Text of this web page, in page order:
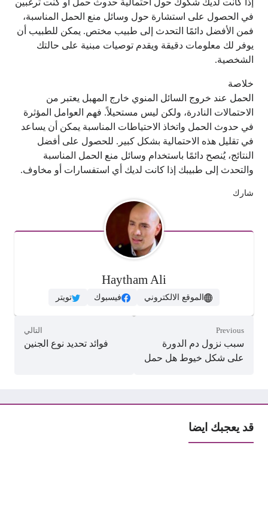
في الحصول على استشارة حول وسائل منع الحمل المناسبة،
فمن الأفضل دائمًا التحدث إلى طبيب مختص. يمكن للطبيب أن
يوفر لك معلومات دقيقة ويقدم توصيات مبنية على حالتك
الشخصية.
خلاصة
الحمل عند خروج السائل المنوي خارج المهبل يعتبر من
الاحتمالات النادرة، ولكن ليس مستحيلاً. فهم العوامل المؤثرة
في حدوث الحمل واتخاذ الاحتياطات المناسبة يمكن أن يساعد
في تقليل هذه الاحتمالية بشكل كبير. للحصول على أفضل
النتائج، يُنصح دائمًا باستخدام وسائل منع الحمل المناسبة
والتحدث إلى طبيبك إذا كانت لديك أي استفسارات أو مخاوف.
شارك
Haytham Ali
الموقع الالكتروني فيسبوك تويتر
Previous
سبب نزول دم الدورة
على شكل خيوط هل حمل
التالي
فوائد تحديد نوع الجنين
قد يعجبك ايضا